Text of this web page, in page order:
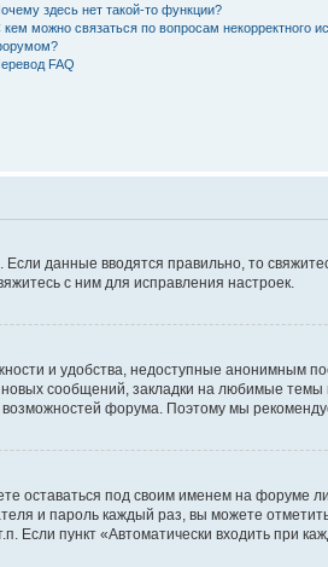
здесь нет такой-то функции?
кем можно связаться по вопросам некорректного
FAQ
данные вводятся правильно, то
с ним для исправления настроек.
и удобства, недоступные анонимным
сообщений, закладки на любимые темы
форума. Поэтому мы
оставаться под своим именем на форуме
и пароль каждый раз, вы можете
пункт «Автоматически входить при